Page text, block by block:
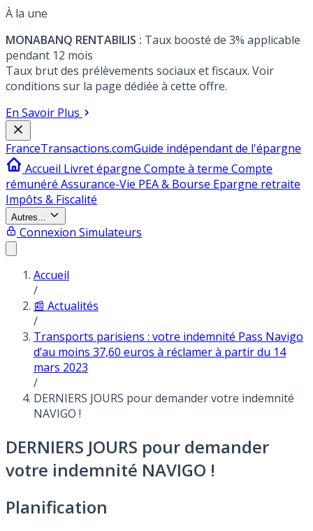
À la une
MONABANQ RENTABILIS : Taux boosté de 3% applicable
pendant 12 mois
Taux brut des prélèvements sociaux et fiscaux. Voir
conditions sur la page dédiée à cette offre.
En Savoir Plus
FranceTransactions.comGuide indépendant de l'épargne
Accueil Livret épargne Compte à terme Compte
rémunéré Assurance-Vie PEA & Bourse Epargne retraite
Impôts & Fiscalité
Autres...
Connexion Simulateurs
Accueil
/
📰 Actualités
/
Transports parisiens : votre indemnité Pass Navigo
d’au moins 37,60 euros à réclamer à partir du 14
mars 2023
/
DERNIERS JOURS pour demander votre indemnité
NAVIGO !
DERNIERS JOURS pour demander
votre indemnité NAVIGO !
Planification